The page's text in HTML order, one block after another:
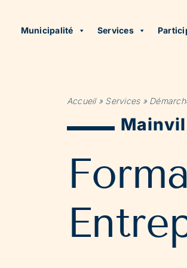
Municipalité Services
Accueil» Services»